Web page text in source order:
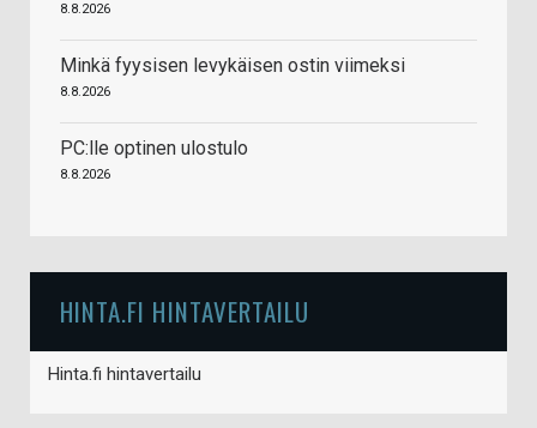
8.8.2026
Minkä fyysisen levykäisen ostin viimeksi
8.8.2026
PC:lle optinen ulostulo
8.8.2026
HINTA.FI HINTAVERTAILU
Hinta.fi hintavertailu